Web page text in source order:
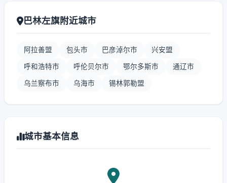
巴林左旗附近城市
阿拉善盟 包头市 巴彦淖尔市 兴安盟
呼和浩特市 呼伦贝尔市 鄂尔多斯市 通辽市
乌兰察布市 乌海市 锡林郭勒盟
城市基本信息